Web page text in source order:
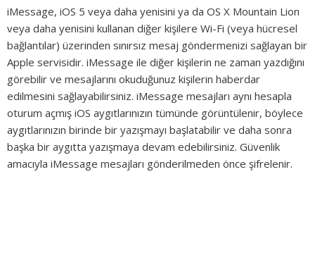
iMessage, iOS 5 veya daha yenisini ya da OS X Mountain Lion
veya daha yenisini kullanan diğer kişilere Wi-Fi (veya hücresel
bağlantılar) üzerinden sınırsız mesaj göndermenizi sağlayan bir
Apple servisidir. iMessage ile diğer kişilerin ne zaman yazdığını
görebilir ve mesajlarını okuduğunuz kişilerin haberdar
edilmesini sağlayabilirsiniz. iMessage mesajları aynı hesapla
oturum açmış iOS aygıtlarınızın tümünde görüntülenir, böylece
aygıtlarınızın birinde bir yazışmayı başlatabilir ve daha sonra
başka bir aygıtta yazışmaya devam edebilirsiniz. Güvenlik
amacıyla iMessage mesajları gönderilmeden önce şifrelenir.